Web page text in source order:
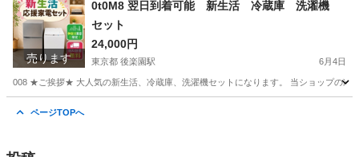
売ります
0t0M8 翌日到着可能 新生活 冷蔵庫 洗濯機
セット
24,000円
東京都 後楽園駅 6月4日
008 ★ご挨拶★ 大人気の新生活、冷蔵庫、洗濯機セットになります。 当ショップの冷
ページTOPへ